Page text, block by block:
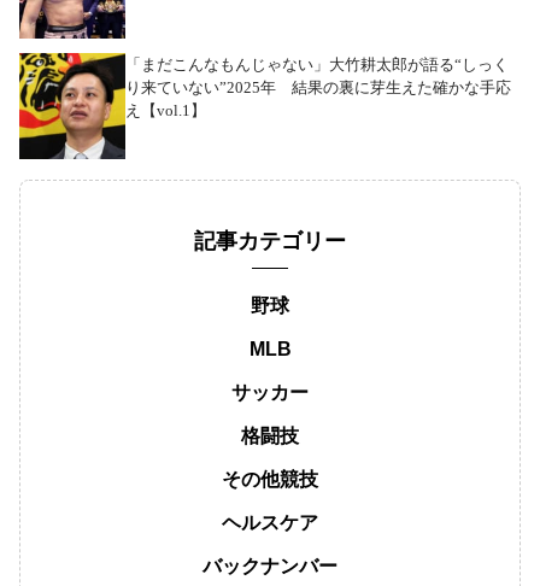
「まだこんなもんじゃない」大竹耕太郎が語る“しっく
り来ていない”2025年 結果の裏に芽生えた確かな手応
え【vol.1】
記事カテゴリー
野球
MLB
サッカー
格闘技
その他競技
ヘルスケア
バックナンバー